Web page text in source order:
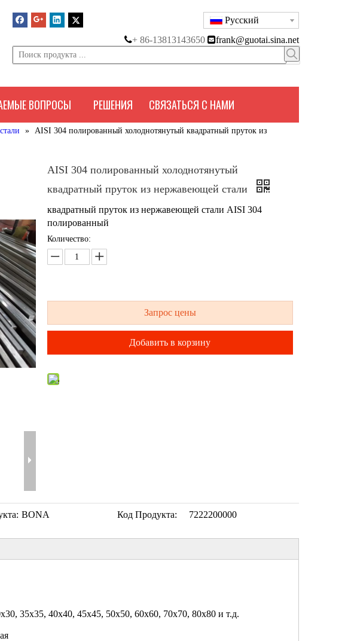
Pусский
+ 86-13813143650 frank@guotai.sina.net
ВОПРОСЫ РЕШЕНИЯ СВЯЗАТЬСЯ С НАМИ
» AISI 304 полированный холоднотянутый квадратный пруток из
AISI 304 полированный холоднотянутый
квадратный пруток из нержавеющей стали
квадратный пруток из нержавеющей стали AISI 304
полированный
Количество:
Запрос цены
Добавить в корзину
BONA Код Продукта: 7222200000
35x35, 40x40, 45x45, 50x50, 60x60, 70x70, 80x80 и т.д.